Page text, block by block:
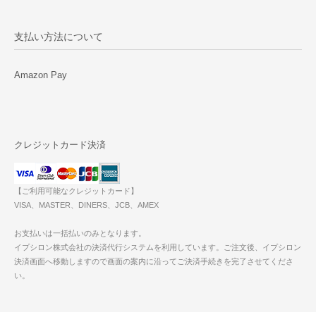
支払い方法について
Amazon Pay
クレジットカード決済
【ご利用可能なクレジットカード】
VISA、MASTER、DINERS、JCB、AMEX
お支払いは一括払いのみとなります。
イプシロン株式会社の決済代行システムを利用しています。ご注文後、イプシロン
決済画面へ移動しますので画面の案内に沿ってご決済手続きを完了させてくださ
い。